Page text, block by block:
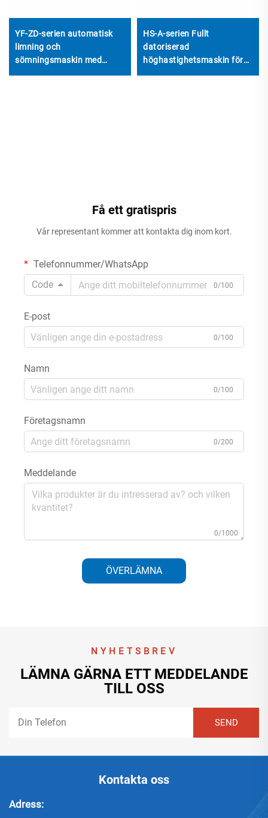
YF-ZD-serien automatisk
limning och
sömningsmaskin med
HS-A-serien Fullt
datoriserad
höghastighetsmaskin för
Få ett gratispris
Vår representant kommer att kontakta dig inom kort.
Telefonnummer/WhatsApp
Code
0/100
E-post
0/100
Namn
0/100
Företagsnamn
0/200
Meddelande
0/1000
ÖVERLÄMNA
NYHETSBREV
LÄMNA GÄRNA ETT MEDDELANDE
TILL OSS
Kontakta oss
Adress: